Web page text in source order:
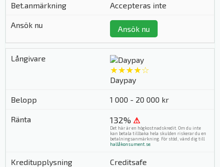
Accepteras inte
Ansök nu
★★★★☆
Daypay
1 000 - 20 000 kr
132% ⚠
Det här är en högkostnadskredit. Om du inte
kan betala tillbaka hela skulden riskerar du en
betalningsanmärkning. För stöd, vänd dig till
hallåkonsument.se
Creditsafe